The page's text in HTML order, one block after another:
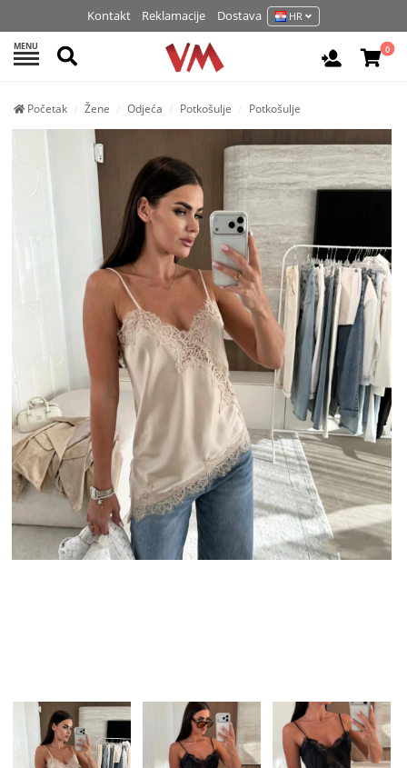
Kontakt Reklamacije Dostava HR
MENU Pretraži Prijavite
0
Početak Žene Odjeća Potkošulje Potkošulje